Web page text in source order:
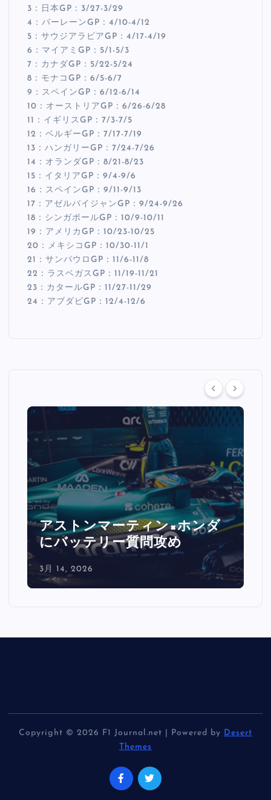
3：日本GP：3/27-3/29
4：バーレーンGP：4/10-4/12
5：サウジアラビアGP：4/17-4/19
6：マイアミGP：5/1-5/3
7：カナダGP：5/22-5/24
8：モナコGP：6/5-6/7
9：スペインGP：6/12-6/14
10：オーストリアGP：6/26-6/28
11：イギリスGP：7/3-7/5
12：ベルギーGP：7/17-7/19
13：ハンガリーGP：7/24-7/26
14：オランダGP：8/21-8/23
15：イタリアGP：9/4-9/6
16：スペインGP：9/11-9/13
17：アゼルバイジャンGP：9/24-9/26
18：シンガポールGP：10/9-10/11
19：アメリカGP：10/23-10/25
20：メキシコGP：10/30-11/1
21：サンパウロGP：11/6-11/8
22：ラスベガスGP：11/19-11/21
23：カタールGP：11/27-11/29
24：アブダビGP：12/4-12/6
ルクレール激怒「バックスト
レートで0.5秒消えた」
3月 14, 2026
Copyright © 2026 F1 Journal.net | Powered by Desert
Themes